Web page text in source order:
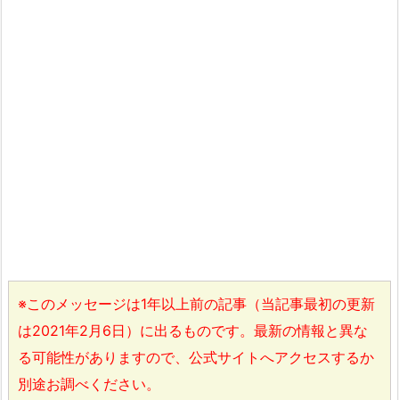
※このメッセージは1年以上前の記事（当記事最初の更新
は2021年2月6日）に出るものです。最新の情報と異な
る可能性がありますので、公式サイトへアクセスするか
別途お調べください。